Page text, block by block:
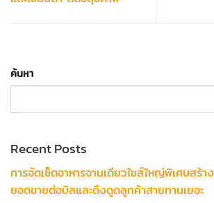
ค้นหา
Recent Posts
การจัดเซ็ตอาหารจานเดียวไซส์ใหญ่พิเศษสร้
ยอดขายต่อบิลและดึงดูดลูกค้าสายทานเยอะ